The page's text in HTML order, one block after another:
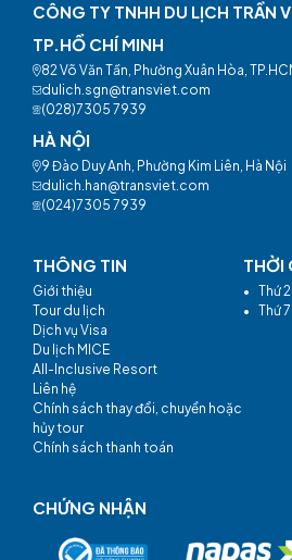
CÔNG TY TNHH DU LỊCH TRẦN
TP.HỒ CHÍ MINH
82 Võ Văn Tần, Phường Xuân Hòa,
dulich.sgn@transviet.com
(028)7305 7939
HÀ NỘI
9 Đào Duy Anh, Phường Kim Liên, Hà Nội
dulich.han@transviet.com
(024)7305 7939
THÔNG TIN
Giới thiệu
Tour du lịch
Dịch vụ Visa
Du lịch MICE
All-Inclusive Resort
Liên hệ
Chính sách thay đổi, chuyển hoặc
hủy tour
Chính sách thanh toán
THỜI
• Thứ
• Thứ 7
CHỨNG NHẬN